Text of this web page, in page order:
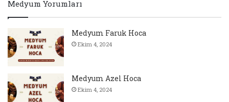
Medyum Yorumları
Medyum Faruk Hoca
Ekim 4, 2024
Medyum Azel Hoca
Ekim 4, 2024